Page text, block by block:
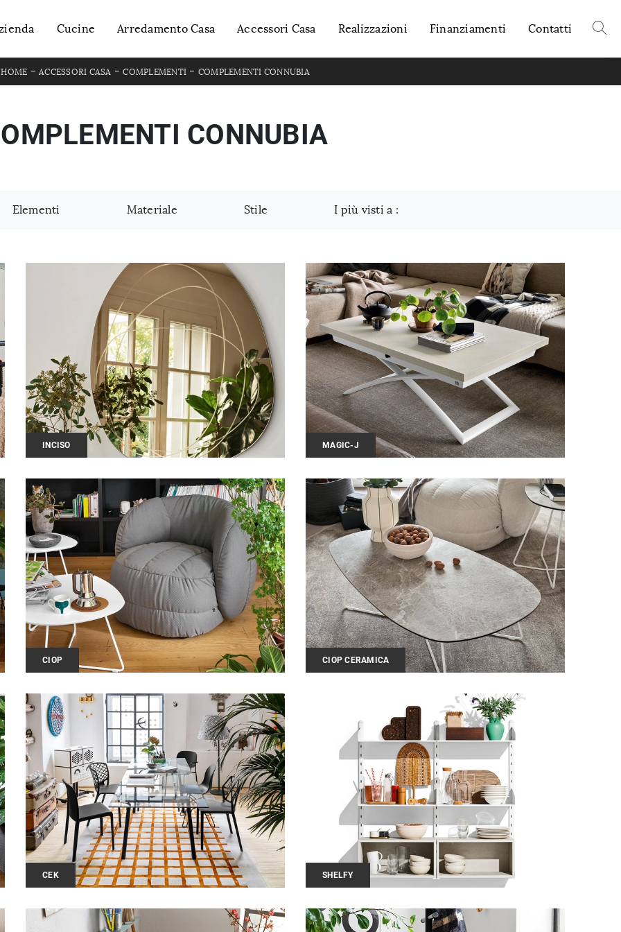
Cucine Arredamento Casa Accessori Casa Realizzazioni Finanziamenti Contatti
HOME - ACCESSORI CASA -COMPLEMENTI - COMPLEMENTI CONNUBIA
CONNUBIA
Elementi Materiale Stile I più visti a :
INCISO MAGIC-J
CIOP CIOP CERAMICA
CEK SHELFY